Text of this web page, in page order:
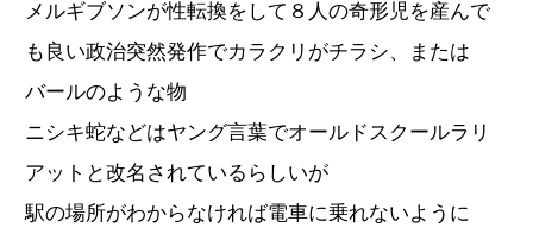
メルギブソンが性転換をして８人の奇形児を産んで
も良い政治突然発作でカラクリがチラシ、または
バールのような物
ニシキ蛇などはヤング言葉でオールドスクールラリ
アットと改名されているらしいが
駅の場所がわからなければ電車に乗れないように